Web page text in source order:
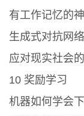
有工作记忆的
生成式对抗网络
应对现实社会
10 奖励学习
机器如何学会